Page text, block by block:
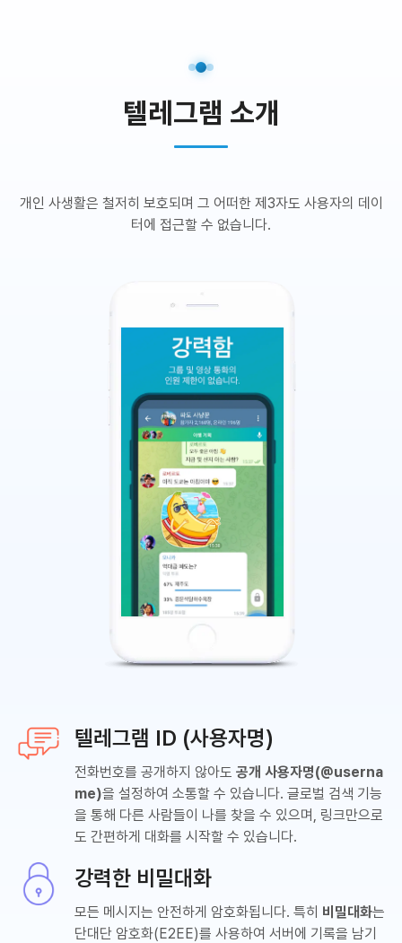
텔레그램 소개
개인 사생활은 철저히 보호되며 그 어떠한 제3자도 사용자의 데이
터에 접근할 수 없습니다.
텔레그램 ID (사용자명)
전화번호를 공개하지 않아도 공개 사용자명(@userna
me)을 설정하여 소통할 수 있습니다. 글로벌 검색 기능
을 통해 다른 사람들이 나를 찾을 수 있으며, 링크만으로
도 간편하게 대화를 시작할 수 있습니다.
강력한 비밀대화
모든 메시지는 안전하게 암호화됩니다. 특히 비밀대화는
단대단 암호화(E2EE)를 사용하여 서버에 기록을 남기